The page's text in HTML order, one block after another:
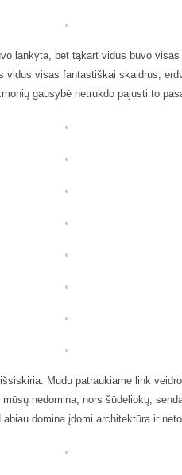
lankyta, bet tąkart vidus buvo
vidus visas fantastiškai skaidrus,
gausybė netrukdo pajusti to
Mudu patraukiame link
nedomina, nors šūdeliokų,
domina įdomi architektūra ir